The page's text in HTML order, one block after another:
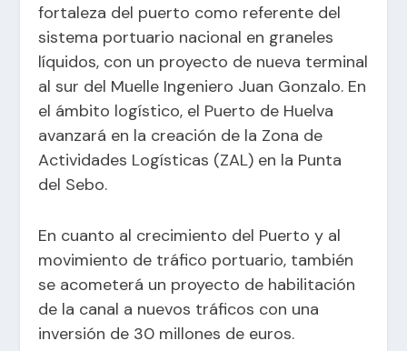
fortaleza del puerto como referente del
sistema portuario nacional en graneles
líquidos, con un proyecto de nueva terminal
al sur del Muelle Ingeniero Juan Gonzalo. En
el ámbito logístico, el Puerto de Huelva
avanzará en la creación de la Zona de
Actividades Logísticas (ZAL) en la Punta
del Sebo.
En cuanto al crecimiento del Puerto y al
movimiento de tráfico portuario, también
se acometerá un proyecto de habilitación
de la canal a nuevos tráficos con una
inversión de 30 millones de euros.